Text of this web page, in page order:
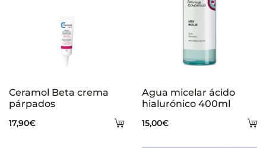
Añadir
Ceramol Beta crema
párpados
17,90€
Agua micelar ácido
hialurónico 400ml
15,00€